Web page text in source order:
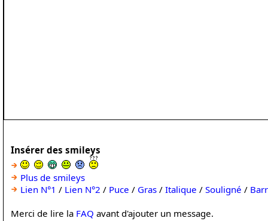
Insérer des smileys
Plus de smileys
Lien N°1 / Lien N°2 / Puce / Gras / Italique / Souligné /
Merci de lire la FAQ avant d'ajouter un message.